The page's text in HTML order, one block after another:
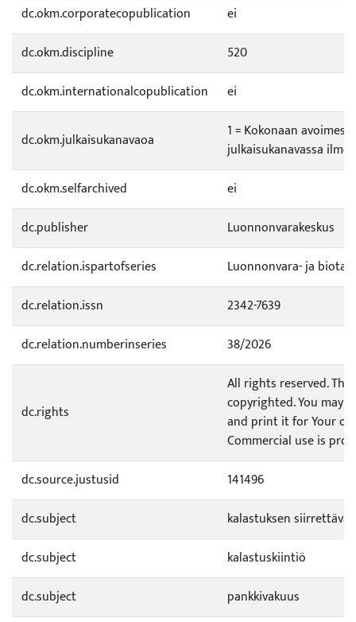
dc.okm.corporatecopublication
ei
dc.okm.discipline
520
dc.okm.internationalcopublication
ei
dc.okm.julkaisukanavaoa
1 = Kokonaan
julkaisukanavassa
dc.okm.selfarchived
ei
dc.publisher
Luonnonvarakeskus
dc.relation.ispartofseries
Luonnonvara- ja
dc.relation.issn
2342-7639
dc.relation.numberinseries
38/2026
dc.rights
All rights reserved.
copyrighted. You may
and print it for Your
Commercial use is
dc.source.justusid
141496
dc.subject
kalastuksen siirrettävä
dc.subject
kalastuskiintiö
dc.subject
pankkivakuus